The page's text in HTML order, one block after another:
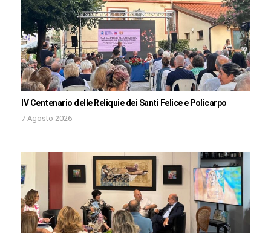
IV Centenario delle Reliquie dei Santi Felice e Policarpo
7 Agosto 2026